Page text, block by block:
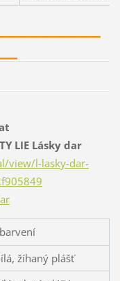
LIE Lásky dar
view/l-lasky-dar-
žíhaný plášť